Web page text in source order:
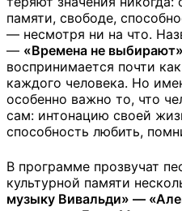
памяти, свободе,
— несмотря ни на что.
— «Времена не выбирают»
воспринимается почти
каждого человека. Но
особенно важно то, что
сам: интонацию своей
способность любить,
В программе прозвучат
культурной памяти
музыку Вивальди» —